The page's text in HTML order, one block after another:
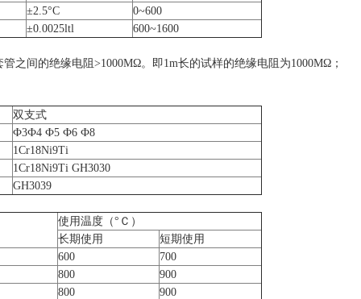
±2.5°C
0~600
±0.0025ltl
600~1600
之间的绝缘电阻>1000MΩ。即1m长的试样的绝缘电阻为1000MΩ；
双支式
Ф3Ф4 Ф5 Ф6 Ф8
1Cr18Ni9Ti
1Cr18Ni9Ti GH3030
GH3039
使用温度（°Ｃ）
长期使用
短期使用
600
700
800 900
800
900